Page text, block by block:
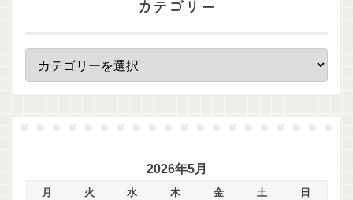
カテゴリー
2026年5月
月 火 水 木 金 土
日